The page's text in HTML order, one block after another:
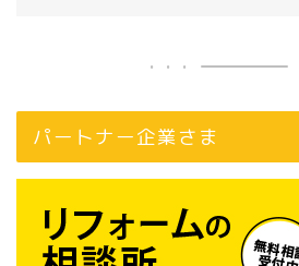
パートナー企業さま